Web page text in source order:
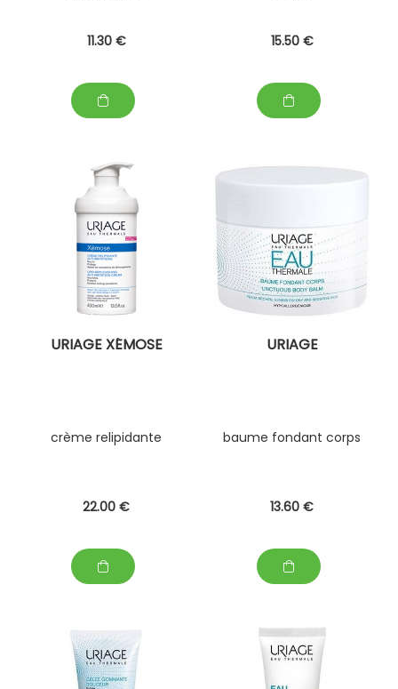
11.30 € 15.50 €
URIAGE XÉMOSE
crème relipidante
22.00 €
URIAGE
baume fondant corps
13.60 €